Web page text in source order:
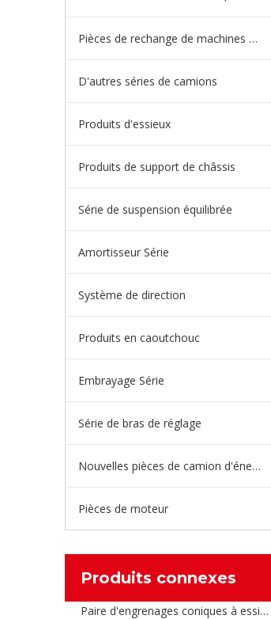
Pièces de rechange de machines d'ingénierie de camion minier
D'autres séries de camions
Produits d'essieux
Produits de support de châssis
Série de suspension équilibrée
Amortisseur Série
Système de direction
Produits en caoutchouc
Embrayage Série
Série de bras de réglage
Nouvelles pièces de camion d'énergie
Pièces de moteur
Produits connexes
Paire d'engrenages coniques à essieu moyen 27/18 pour pièces de rechange de camion Ankai & BENZ Foton Auman HFF2502040/41CK1BZ